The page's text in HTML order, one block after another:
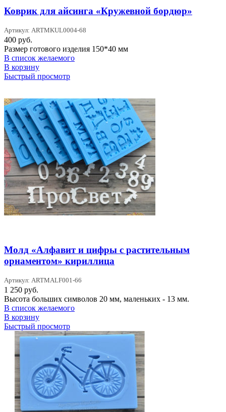
Коврик для айсинга «Кружевной бордюр»
Артикул: ARTMKUL0004-68
400 руб.
Размер готового изделия 150*40 мм
В список желаемого
В корзину
Быстрый просмотр
Молд «Алфавит и цифры с растительным
орнаментом» кириллица
Артикул: ARTMALF001-66
1 250 руб.
Высота больших символов 20 мм, маленьких - 13 мм.
В список желаемого
В корзину
Быстрый просмотр